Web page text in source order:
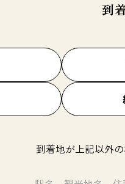
到
到着地が上記以外